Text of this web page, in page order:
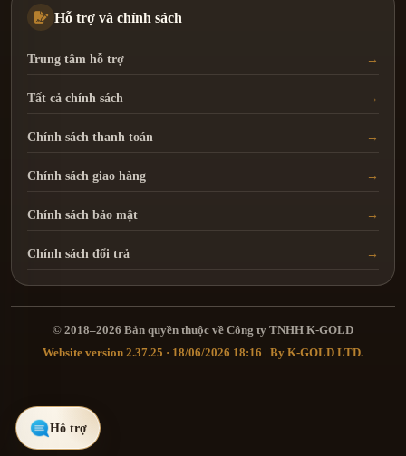
Hỗ trợ và chính sách
Trung tâm hỗ trợ
Tất cả chính sách
Chính sách thanh toán
Chính sách giao hàng
Chính sách bảo mật
Chính sách đổi trả
© 2018–2026 Bản quyền thuộc về Công ty TNHH K-GOLD
Website version 2.37.25 · 18/06/2026 18:16 | By K-GOLD LTD.